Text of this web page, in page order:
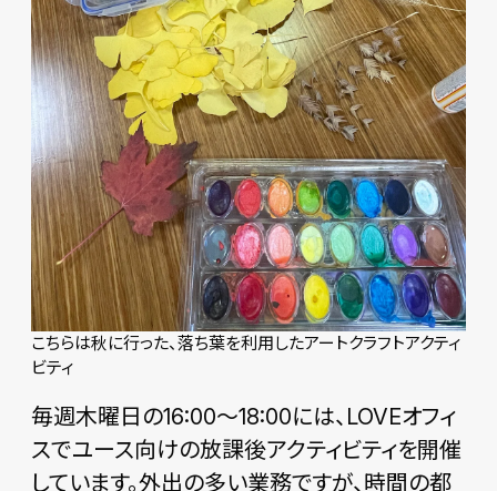
こちらは秋に行った、落ち葉を利用したアートクラフトアクティ
ビティ
毎週木曜日の16:00〜18:00には、LOVEオフィ
スでユース向けの放課後アクティビティを開催
しています。外出の多い業務ですが、時間の都